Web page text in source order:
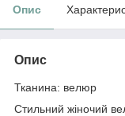
Опис
Опис
Тканина: велюр
Стильний жіночий